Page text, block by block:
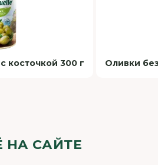
косточкой 300 г Оливки
НА САЙТЕ